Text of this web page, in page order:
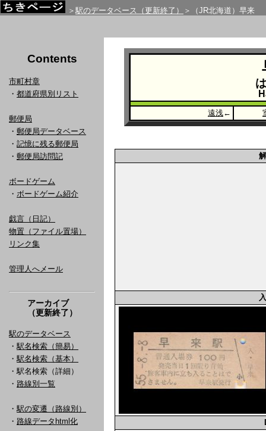
＞ 駅のデータベース（更新終了） ＞（JR北海道）早来
Contents
市町村章
・ 都道府県別リスト
郵便局
・ 郵便局データベース
・ 記憶に残る郵便局
・ 郵便局訪問記
ボードゲーム
・ ボードゲーム紹介
戯言（日記）
物置（ファイル置場）
リンク集
管理人へメール
アーカイブ
（更新終了）
駅のデータベース
・ 駅名検索（簡易）
・ 駅名検索（基本）
・駅名検索（詳細）
・ 路線別一覧
・ 駅の変遷（路線別）
・ 路線データhtml化
遠浅←